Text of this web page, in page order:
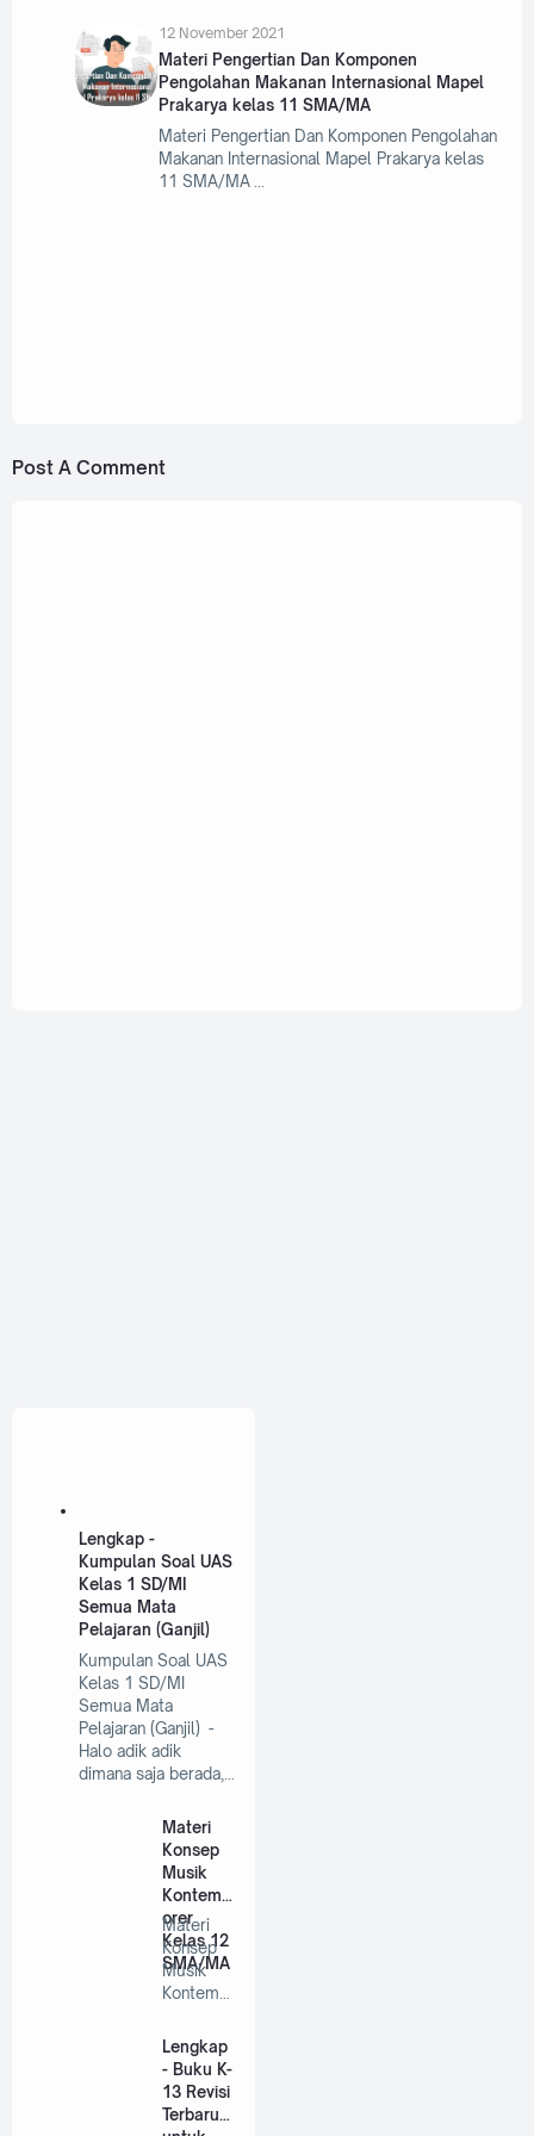
12 November 2021
Materi Pengertian Dan Komponen
Pengolahan Makanan Internasional Mapel
Prakarya kelas 11 SMA/MA
Materi Pengertian Dan Komponen Pengolahan
Makanan Internasional Mapel Prakarya kelas
11 SMA/MA
Post A Comment
Lengkap -
Kumpulan Soal UAS
Kelas 1 SD/MI
Semua Mata
Pelajaran (Ganjil)
Kumpulan Soal UAS
Kelas 1 SD/MI
Semua Mata
Pelajaran (Ganjil) -
Halo adik adik
dimana saja berada,…
Materi
Konsep
Musik
Kontemp
orer
Kelas 12
SMA/MA
Materi
Konsep
Musik
Kontemp
Kelas 12
SMA/MA
…
Lengkap
- Buku K-
13 Revisi
Terbaru